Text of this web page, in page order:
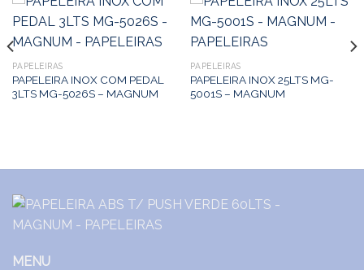
PAPELEIRAS
PAPELEIRA INOX COM PEDAL
3LTS MG-5026S – MAGNUM
PAPELEIRAS
PAPELEIRA INOX 25LTS MG-
5001S – MAGNUM
MENU